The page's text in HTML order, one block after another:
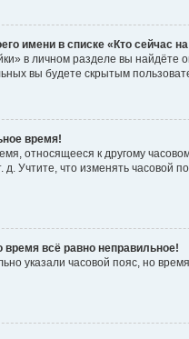
имени в списке «Кто сейчас
в личном разделе вы найдёте
вы будете скрытым
время!
относящееся к другому
д. Учтите, что изменять часовой
всё равно неправильное!
указали часовой пояс, но